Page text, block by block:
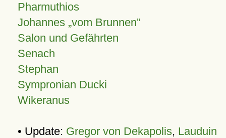
Pharmuthios
Johannes vom Brunnen
Salon und Gefährten
Senach
Stephan
Sympronian Ducki
Wikeranus
• Update: Gregor von Dekapolis, Lauduin